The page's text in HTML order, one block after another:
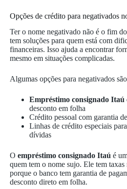
Opções de crédito para negativados
Ter o nome negativado não é o fim
tem soluções para quem está com
financeiras. Isso ajuda a encontrar
mesmo em situações complicadas.
Algumas opções para negativados
Empréstimo consignado Itaú
desconto em folha
Crédito pessoal com garantia
Linhas de crédito especiais
dívidas
O empréstimo consignado Itaú é
quem tem o nome sujo. Ele tem taxas
porque o banco tem garantia de
desconto direto em folha.